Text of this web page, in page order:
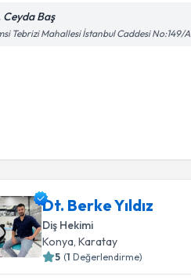
Ceyda Baş
Tebrizi Mahallesi İstanbul Caddesi No:149/A
Dt. Berke Yıldız
Diş Hekimi
Konya , Karatay
5 (1 Değerlendirme)